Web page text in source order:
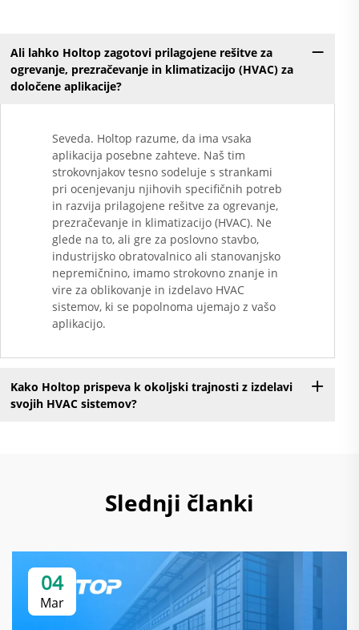
Ali lahko Holtop zagotovi prilagojene rešitve za
ogrevanje, prezračevanje in klimatizacijo (HVAC) za
določene aplikacije?
Seveda. Holtop razume, da ima vsaka
aplikacija posebne zahteve. Naš tim
strokovnjakov tesno sodeluje s strankami
pri ocenjevanju njihovih specifičnih potreb
in razvija prilagojene rešitve za ogrevanje,
prezračevanje in klimatizacijo (HVAC). Ne
glede na to, ali gre za poslovno stavbo,
industrijsko obratovalnico ali stanovanjsko
nepremičnino, imamo strokovno znanje in
vire za oblikovanje in izdelavo HVAC
sistemov, ki se popolnoma ujemajo z vašo
aplikacijo.
Kako Holtop prispeva k okoljski trajnosti z izdelavi
svojih HVAC sistemov?
Slednji članki
04
Mar